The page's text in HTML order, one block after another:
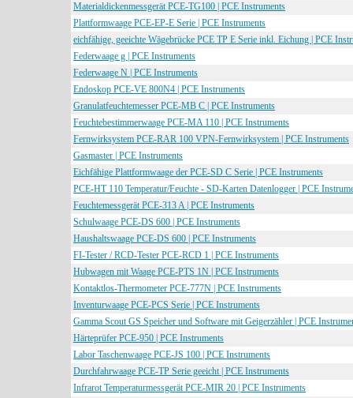
Materialdickenmessgerät PCE-TG100 | PCE Instruments
Plattformwaage PCE-EP-E Serie | PCE Instruments
eichfähige, geeichte Wägebrücke PCE TP E Serie inkl. Eichung | PCE
Federwaage g | PCE Instruments
Federwaage N | PCE Instruments
Endoskop PCE-VE 800N4 | PCE Instruments
Granulatfeuchtemesser PCE-MB C | PCE Instruments
Feuchtebestimmerwaage PCE-MA 110 | PCE Instruments
Fernwirksystem PCE-RAR 100 VPN-Fernwirksystem | PCE Instruments
Gasmaster | PCE Instruments
Eichfähige Plattformwaage der PCE-SD C Serie | PCE Instruments
PCE-HT 110 Temperatur/Feuchte - SD-Karten Datenlogger | PCE
Feuchtemessgerät PCE-313 A | PCE Instruments
Schulwaage PCE-DS 600 | PCE Instruments
Haushaltswaage PCE-DS 600 | PCE Instruments
FI-Tester / RCD-Tester PCE-RCD 1 | PCE Instruments
Hubwagen mit Waage PCE-PTS 1N | PCE Instruments
Kontaktlos-Thermometer PCE-777N | PCE Instruments
Inventurwaage PCE-PCS Serie | PCE Instruments
Gamma Scout GS Speicher und Software mit Geigerzähler | PCE
Härteprüfer PCE-950 | PCE Instruments
Labor Taschenwaage PCE-JS 100 | PCE Instruments
Durchfahrwaage PCE-TP Serie geeicht | PCE Instruments
Infrarot Temperaturmessgerät PCE-MIR 20 | PCE Instruments